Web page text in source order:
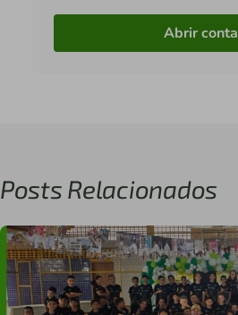
Abrir conta
Posts Relacionados